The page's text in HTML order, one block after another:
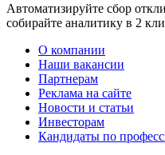
Автоматизируйте сбор
собирайте аналитику в 2
О компании
Наши вакансии
Партнерам
Реклама на сайте
Новости и статьи
Инвесторам
Кандидаты по